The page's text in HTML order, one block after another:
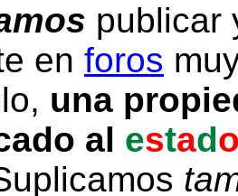
publicar
en foros
una
al estad